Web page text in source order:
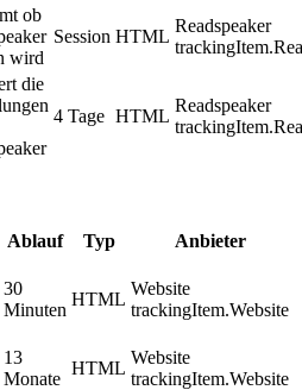
ob
wird
Session HTML
Readspeaker
die
4 Tage HTML
Readspeaker
Ablauf Typ Anbieter
30
Minuten
HTML
Website
trackingItem.Website
13
Monate
HTML
Website
trackingItem.Website